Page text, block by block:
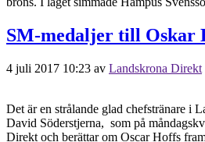
SM-medaljer till Oskar
4 juli 2017 10:23 av Landskrona Direkt
Det är en strålande glad chefstränare i
David Söderstjerna, som på
Direkt och berättar om Oscar Hoffs